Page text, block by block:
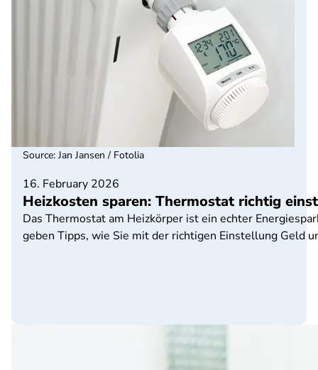
16. February 2026
Heizkosten sparen: Thermostat richtig
Das Thermostat am Heizkörper ist ein echter
geben Tipps, wie Sie mit der richtigen Einstellung Geld
Source: Jan Jansen / Fotolia